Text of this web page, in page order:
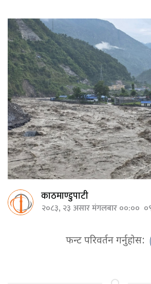
काठमाण्डुपाटी
२०८३, २३ असार मंगलबार ००:००
फन्ट परिवर्तन गर्नुहोस: